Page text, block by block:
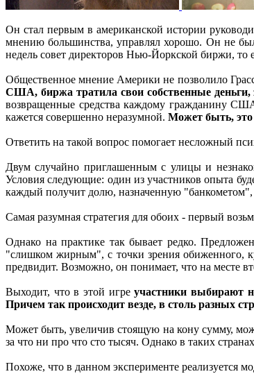
Он стал первым в американской истории
мнению большинства, управлял хорошо. Он не
недель совет директоров Нью-Йоркской биржи, то
Общественное мнение Америки не позволило
США, биржа тратила свои собственные
возвращенные средства каждому гражданину
кажется совершенно неразумной. Может быть, это
Ответить на такой вопрос помогает несложный
Двум случайно приглашенным с улицы и
Условия следующие: один из участников опыта
каждый получит долю, назначенную "банкометом",
Самая разумная стратегия для обоих - первый
Однако на практике так бывает редко.
"слишком жирным", с точки зрения обиженного,
предвидит. Возможно, он понимает, что на месте
Выходит, что в этой игреучастники выбирают
Причем так происходит везде, в столь разных
Может быть, увеличив стоящую на кону сумму,
за что ни про что сто тысяч. Однако в таких
Похоже, что в данном эксперименте реализуется